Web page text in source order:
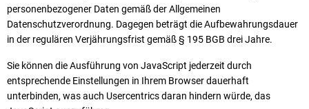
personenbezogener Daten gemäß der Allgemeinen
Datenschutzverordnung. Dagegen beträgt die Aufbewahrungsdauer
in der regulären Verjährungsfrist gemäß § 195 BGB drei Jahre.
Sie können die Ausführung von JavaScript jederzeit durch
entsprechende Einstellungen in Ihrem Browser dauerhaft
unterbinden, was auch Usercentrics daran hindern würde, das